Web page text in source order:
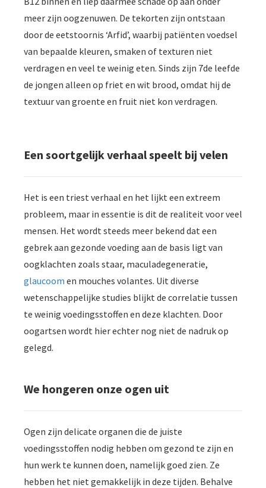
meer zijn oogzenuwen. De tekorten zijn ontstaan
door de eetstoornis ‘Arfid’, waarbij patiënten voedsel
van bepaalde kleuren, smaken of texturen niet
verdragen en veel te weinig eten. Sinds zijn 7de leefde
de jongen alleen op friet en wit brood, omdat hij de
textuur van groente en fruit niet kon verdragen.
Een soortgelijk verhaal speelt bij velen
Het is een triest verhaal en het lijkt een extreem
probleem, maar in essentie is dit de realiteit voor veel
mensen. Het wordt steeds meer bekend dat een
gebrek aan gezonde voeding aan de basis ligt van
oogklachten zoals staar, maculadegeneratie,
glaucoom en mouches volantes. Uit diverse
wetenschappelijke studies blijkt de correlatie tussen
te weinig voedingsstoffen en deze klachten. Door
oogartsen wordt hier echter nog niet de nadruk op
gelegd.
We hongeren onze ogen uit
Ogen zijn delicate organen die de juiste
voedingsstoffen nodig hebben om gezond te zijn en
hun werk te kunnen doen, namelijk goed zien. Ze
hebben het niet gemakkelijk in deze tijden. Behalve